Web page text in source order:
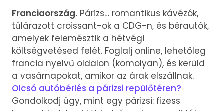
Franciaország. Párizs… romantikus kávézók,
túlárazott croissant-ok a CDG-n, és bérautók,
amelyek felemésztik a hétvégi
költségvetésed felét. Foglalj online, lehetőleg
francia nyelvű oldalon (komolyan), és kerüld
a vasárnapokat, amikor az árak elszállnak.
Olcsó autóbérlés a párizsi repülőtéren?
Gondolkodj úgy, mint egy párizsi: fizess